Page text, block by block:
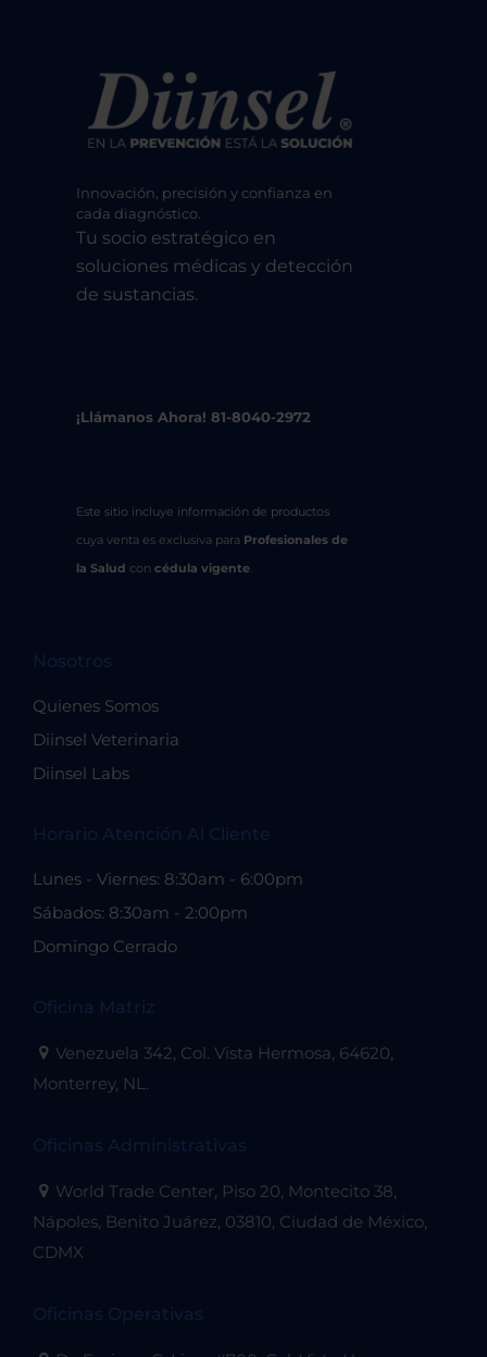
Innovación, precisión y confianza en
cada diagnóstico.
Tu socio estratégico en
soluciones médicas y detección
de sustancias.
¡Llámanos Ahora! 81-8040-2972
Este sitio incluye información de productos
cuya venta es exclusiva para Profesionales de
la Salud con cédula vigente.
Nosotros
Quienes Somos
Diinsel Veterinaria
Diinsel Labs
Horario Atención Al Cliente
Lunes - Viernes: 8:30am - 6:00pm
Sábados: 8:30am - 2:00pm
Domingo Cerrado
Oficina Matriz
Venezuela 342, Col. Vista Hermosa, 64620,
Monterrey, NL.
Oficinas Administrativas
World Trade Center, Piso 20, Montecito 38,
Nápoles, Benito Juárez, 03810, Ciudad de México,
CDMX
Oficinas Operativas